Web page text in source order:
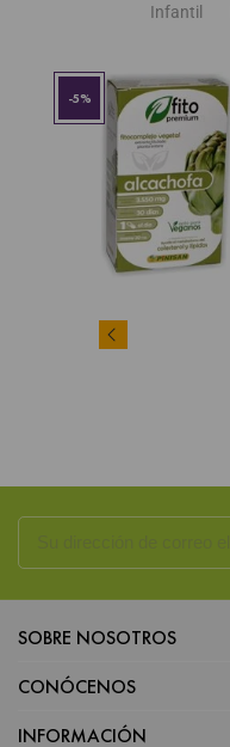
Infantil
-5%
SOBRE NOSOTROS
CONÓCENOS
INFORMACIÓN